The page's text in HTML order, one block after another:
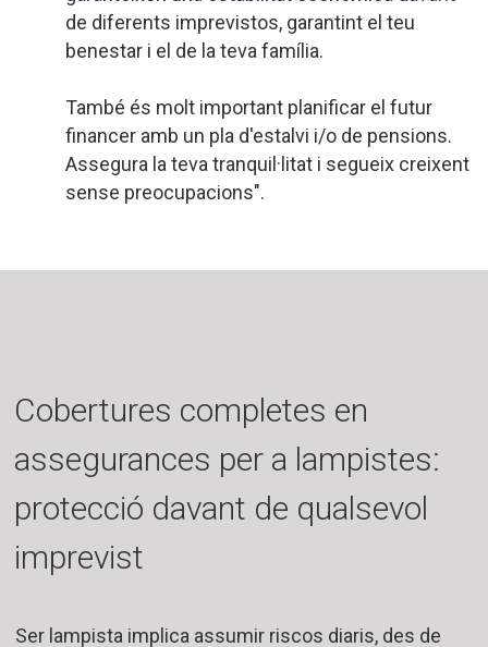
de diferents imprevistos, garantint el teu
benestar i el de la teva família.
També és molt important planificar el futur
financer amb un pla d'estalvi i/o de pensions.
Assegura la teva tranquil·litat i segueix creixent
sense preocupacions".
Cobertures completes en
assegurances per a lampistes:
protecció davant de qualsevol
imprevist
Ser lampista implica assumir riscos diaris, des de